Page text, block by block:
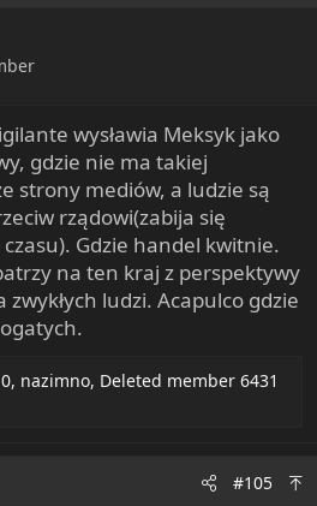
wysławia Meksyk jako
gdzie nie ma takiej
strony mediów, a ludzie są
rządowi(zabija się
Gdzie handel kwitnie.
na ten kraj z perspektywy
zwykłych ludzi. Acapulco gdzie
, nazimno, Deleted member 6431
#105